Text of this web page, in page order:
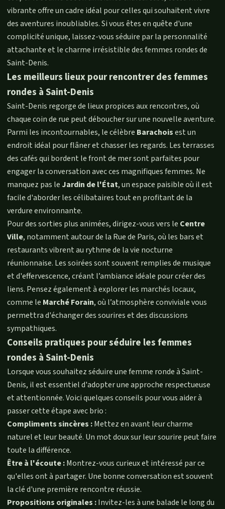
vibrante offre un cadre idéal pour celles qui souhaitent vivre
des aventures inoubliables. Si vous êtes en quête d'une
complicité unique, laissez-vous séduire par la personnalité
attachante et le charme irrésistible des femmes rondes de
Saint-Denis.
Les meilleurs lieux pour rencontrer des femmes
rondes à Saint-Denis
Saint-Denis regorge de lieux propices aux rencontres, où
chaque coin de rue peut déboucher sur une nouvelle aventure.
Parmi les incontournables, le célèbre Barachoisest un
endroit idéal pour flâner et chasser les regards. Les terrasses
des cafés qui bordent le front de mer sont parfaites pour
engager la conversation avec ces magnifiques femmes. Ne
manquez pas le Jardin de l'État, un espace paisible où il est
facile d'aborder les célibataires tout en profitant de la
verdure environnante.
Pour des sorties plus animées, dirigez-vous vers le Centre
Ville, notamment autour de la Rue de Paris, où les bars et
restaurants vibrent au rythme de la vie nocturne
réunionnaise. Les soirées sont souvent remplies de musique
et d'effervescence, créant l’ambiance idéale pour créer des
liens. Pensez également à explorer les marchés locaux,
comme le Marché Forain, où l’atmosphère conviviale vous
permettra d'échanger des sourires et des discussions
sympathiques.
Conseils pratiques pour séduire les femmes
rondes à Saint-Denis
Lorsque vous souhaitez séduire une femme ronde à Saint-
Denis, il est essentiel d'adopter une approche respectueuse
et attentionnée. Voici quelques conseils pour vous aider à
passer cette étape avec brio :
Compliments sincères :Mettez en avant leur charme
naturel et leur beauté. Un mot doux sur leur sourire peut faire
toute la différence.
Être à l'écoute :Montrez-vous curieux et intéressé par ce
qu'elles ont à partager. Une bonne conversation est souvent
la clé d'une première rencontre réussie.
Propositions originales :Invitez-les à une balade le long du